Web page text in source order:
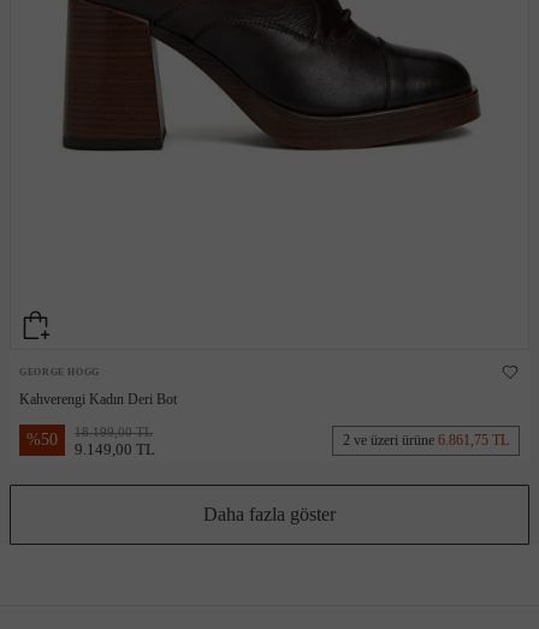
GEORGE HOGG
Kahverengi Kadın Deri Bot
%50 18.199,00 TL
9.149,00 TL 2 ve üzeri ürüne 6.861,75 TL
Daha fazla göster